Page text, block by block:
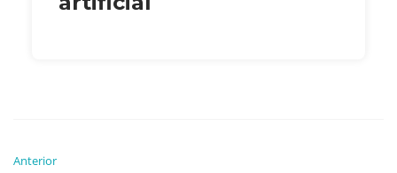
Anterior